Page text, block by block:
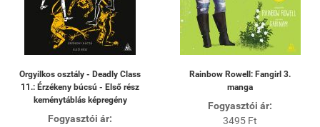
Orgyilkos osztály - Deadly Class
11.: Érzékeny búcsú - Első rész
keménytáblás képregény
Fogyasztói ár:
Rainbow Rowell: Fangirl 3.
manga
Fogyasztói ár:
3495 Ft